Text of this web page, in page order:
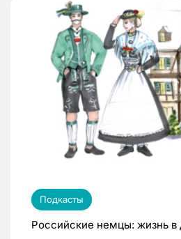
Подкасты
Российские немцы: жизнь в